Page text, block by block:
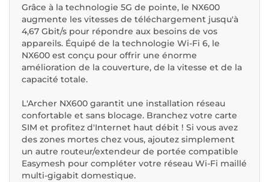
Grâce à la technologie 5G de pointe, le NX600
augmente les vitesses de téléchargement jusqu'à
4,67 Gbit/s pour répondre aux besoins de vos
appareils. Équipé de la technologie Wi-Fi 6, le
NX600 est conçu pour offrir une énorme
amélioration de la couverture, de la vitesse et de la
capacité totale.
L'Archer NX600 garantit une installation réseau
confortable et sans blocage. Branchez votre carte
SIM et profitez d'Internet haut débit ! Si vous avez
des zones mortes chez vous, ajoutez simplement
un autre routeur/extendeur de portée compatible
Easymesh pour compléter votre réseau Wi-Fi maillé
multi-gigabit domestique.